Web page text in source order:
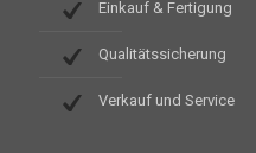
Einkauf & Fertigung
Qualitätssicherung
Verkauf und Service